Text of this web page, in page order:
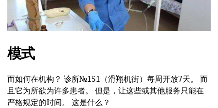
模式
而如何在机构？ 诊所№151（滑翔机街）每周开放7天。 而
且它为所欲为许多患者。 但是，让这些或其他服务只能在
严格规定的时间。 这是什么？